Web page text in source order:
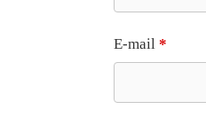
E-mail *